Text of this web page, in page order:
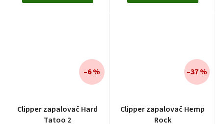
Clipper zapalovač Hard
Tatoo 2
–6 %
Clipper zapalovač Hemp
Rock
–37 %